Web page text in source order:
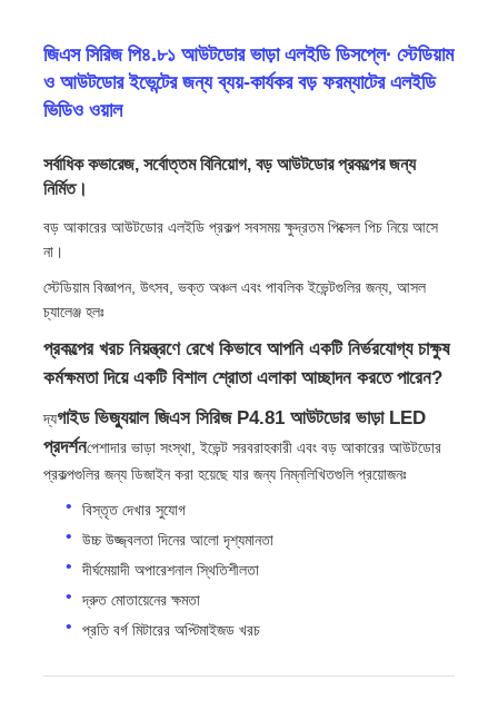
জিএস সিরিজ পি৪.৮১ আউটডোর ভাড়া এলইডি ডিসপ্লে∙ স্টেডিয়াম
ও আউটডোর ইভেন্টের জন্য ব্যয়-কার্যকর বড় ফরম্যাটের এলইডি
ভিডিও ওয়াল
সর্বাধিক কভারেজ, সর্বোত্তম বিনিয়োগ, বড় আউটডোর প্রকল্পের জন্য
নির্মিত।
বড় আকারের আউটডোর এলইডি প্রকল্প সবসময় ক্ষুদ্রতম পিক্সেল পিচ নিয়ে আসে
না।
স্টেডিয়াম বিজ্ঞাপন, উৎসব, ভক্ত অঞ্চল এবং পাবলিক ইভেন্টগুলির জন্য, আসল
চ্যালেঞ্জ হলঃ
প্রকল্পের খরচ নিয়ন্ত্রণে রেখে কিভাবে আপনি একটি নির্ভরযোগ্য চাক্ষুষ
কর্মক্ষমতা দিয়ে একটি বিশাল শ্রোতা এলাকা আচ্ছাদন করতে পারেন?
দ্যগাইড ভিজ্যুয়াল জিএস সিরিজ P4.81 আউটডোর ভাড়া LED
প্রদর্শনপেশাদার ভাড়া সংস্থা, ইভেন্ট সরবরাহকারী এবং বড় আকারের আউটডোর
প্রকল্পগুলির জন্য ডিজাইন করা হয়েছে যার জন্য নিম্নলিখিতগুলি প্রয়োজনঃ
বিস্তৃত দেখার সুযোগ
উচ্চ উজ্জ্বলতা দিনের আলো দৃশ্যমানতা
দীর্ঘমেয়াদী অপারেশনাল স্থিতিশীলতা
দ্রুত মোতায়েনের ক্ষমতা
প্রতি বর্গ মিটারের অপ্টিমাইজড খরচ